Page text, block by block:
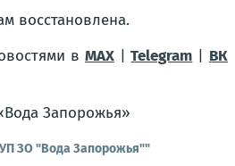
восстановлена.
в MAX|Telegram | ВК
Запорожья»
ЗО "Вода Запорожья""